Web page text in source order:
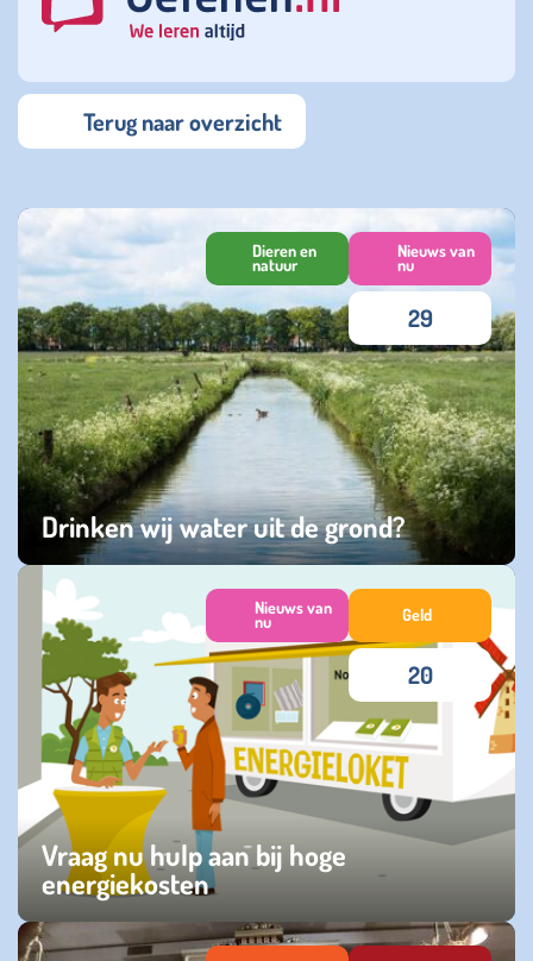
Terug naar overzicht
Drinken wij water uit de grond?
zaterdag 26 april 2025
Dieren en
natuur
Nieuws van
nu
29
Vraag nu hulp aan bij hoge
energiekosten
woensdag 23 april 2025
Nieuws van
nu Geld
20